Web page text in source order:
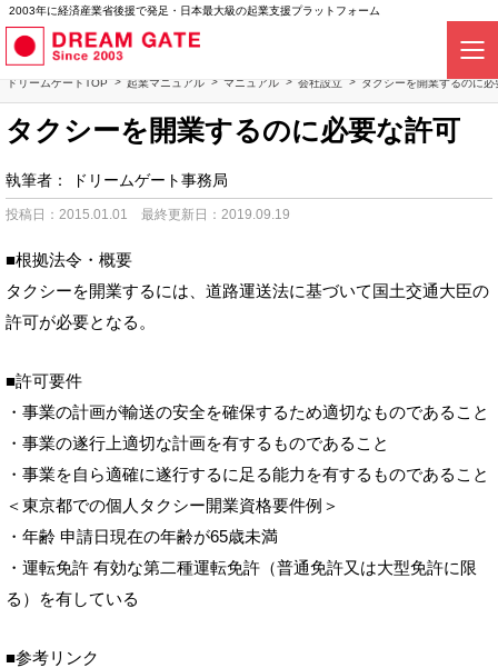
2003年に経済産業省後援で発足・日本最大級の起業支援プラットフォーム
ドリームゲートTOP 起業マニュアル マニュアル 会社設立 タクシーを開業するのに必
タクシーを開業するのに必要な許可
執筆者： ドリームゲート事務局
投稿日：2015.01.01 最終更新日：2019.09.19
■根拠法令・概要
タクシーを開業するには、道路運送法に基づいて国土交通大臣の
許可が必要となる。
■許可要件
・事業の計画が輸送の安全を確保するため適切なものであること
・事業の遂行上適切な計画を有するものであること
・事業を自ら適確に遂行するに足る能力を有するものであること
＜東京都での個人タクシー開業資格要件例＞
・年齢 申請日現在の年齢が65歳未満
・運転免許 有効な第二種運転免許（普通免許又は大型免許に限
る）を有している
■参考リンク